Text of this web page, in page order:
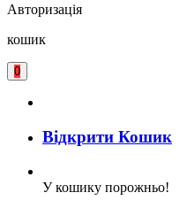
Авторизація
кошик
0
Відкрити Кошик
У кошику порожньо!